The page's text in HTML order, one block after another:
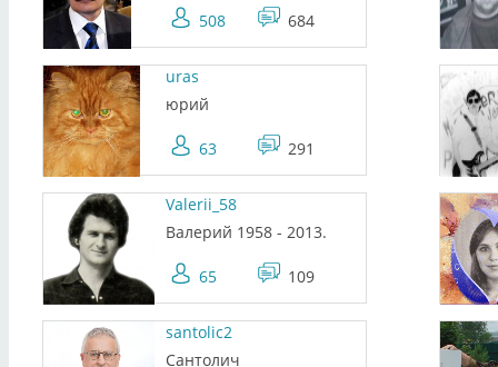
508 684
uras
юрий
63 291
Valerii_58
Валерий 1958 - 2013.
65 109
santolic2
Сантолич